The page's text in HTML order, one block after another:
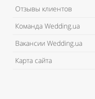
Отзывы клиентов
Команда Wedding.ua
Вакансии Wedding.ua
Карта сайта